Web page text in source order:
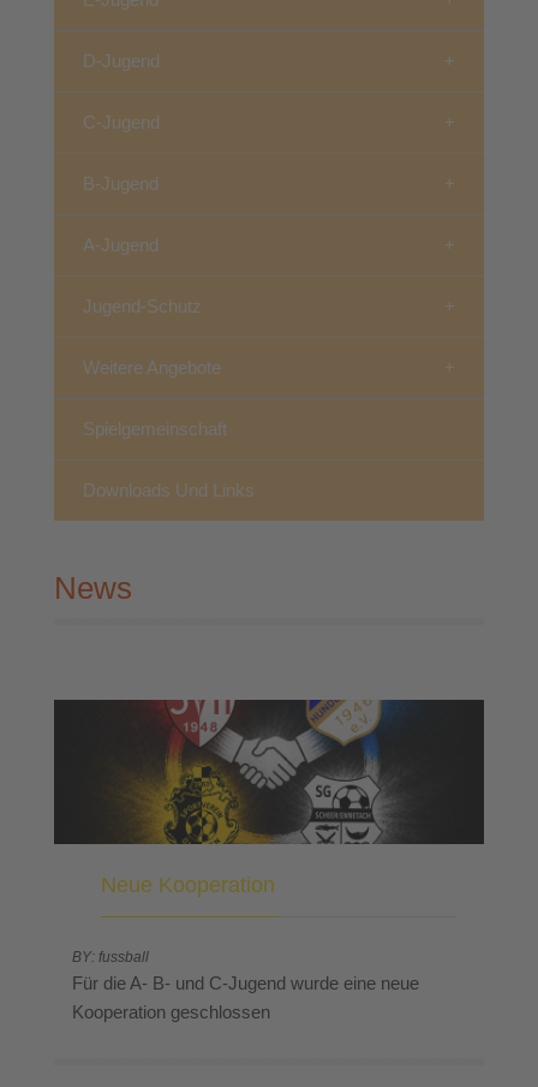
D-Jugend
C-Jugend
B-Jugend
A-Jugend
Jugend-Schutz
Weitere Angebote
Spielgemeinschaft
Downloads Und Links
News
Neue Kooperation
BY: fussball
Für die A- B- und C-Jugend wurde eine neue
Kooperation geschlossen